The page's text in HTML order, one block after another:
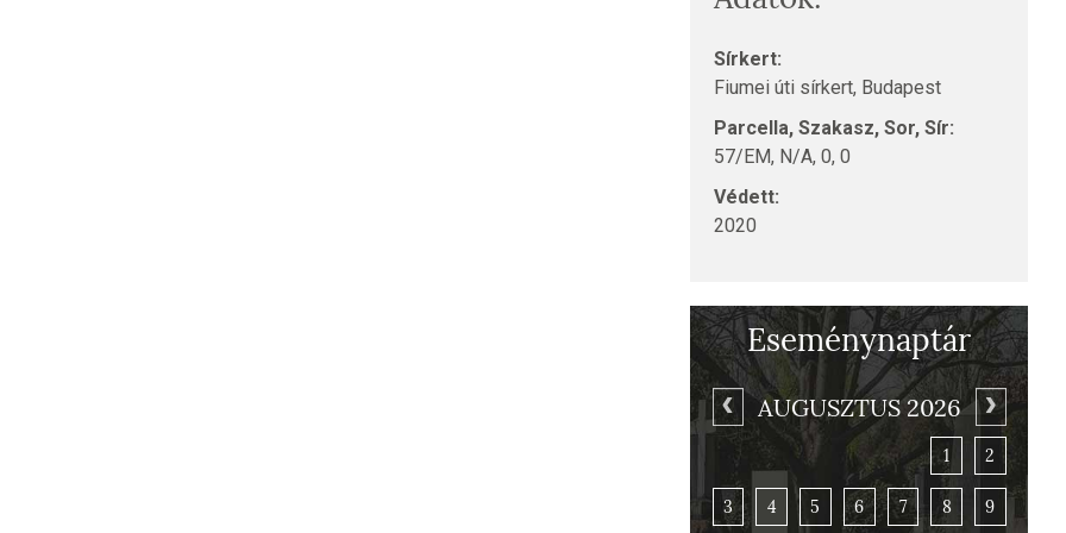
Sírkert:
Fiumei úti sírkert, Budapest
Parcella, Szakasz, Sor, Sír:
57/EM, N/A, 0, 0
Védett:
2020
Eseménynaptár
AUGUSZTUS 2026
1 2
3 4 5 6 7 8 9